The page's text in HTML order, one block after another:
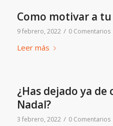
Como motivar a tu
9 febrero, 2022 / 0 Comentarios
Leer más
¿Has dejado ya
Nadal?
3 febrero, 2022 / 0 Comentarios